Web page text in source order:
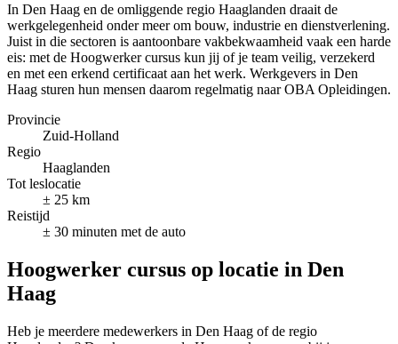
In Den Haag en de omliggende regio Haaglanden draait de
werkgelegenheid onder meer om bouw, industrie en dienstverlening.
Juist in die sectoren is aantoonbare vakbekwaamheid vaak een harde
eis: met de Hoogwerker cursus kun jij of je team veilig, verzekerd
en met een erkend certificaat aan het werk. Werkgevers in Den
Haag sturen hun mensen daarom regelmatig naar OBA Opleidingen.
Provincie
Zuid-Holland
Regio
Haaglanden
Tot leslocatie
± 25 km
Reistijd
± 30 minuten met de auto
Hoogwerker cursus op locatie in Den
Haag
Heb je meerdere medewerkers in Den Haag of de regio